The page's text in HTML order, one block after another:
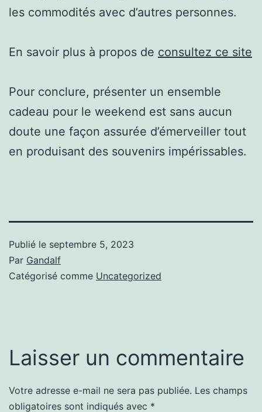
les commodités avec d’autres personnes.
En savoir plus à propos de consultez ce site
Pour conclure, présenter un ensemble
cadeau pour le weekend est sans aucun
doute une façon assurée d’émerveiller tout
en produisant des souvenirs impérissables.
Publié le septembre 5, 2023
Par Gandalf
Catégorisé comme Uncategorized
Laisser un commentaire
Votre adresse e-mail ne sera pas publiée. Les champs
obligatoires sont indiqués avec *